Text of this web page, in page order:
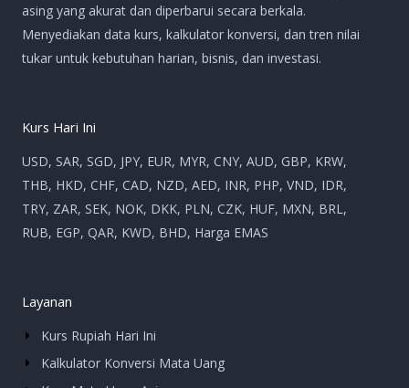
asing yang akurat dan diperbarui secara berkala.
Menyediakan data kurs, kalkulator konversi, dan tren nilai
tukar untuk kebutuhan harian, bisnis, dan investasi.
Kurs Hari Ini
USD, SAR, SGD, JPY, EUR, MYR, CNY, AUD, GBP, KRW,
THB, HKD, CHF, CAD, NZD, AED, INR, PHP, VND, IDR,
TRY, ZAR, SEK, NOK, DKK, PLN, CZK, HUF, MXN, BRL,
RUB, EGP, QAR, KWD, BHD, Harga EMAS
Layanan
Kurs Rupiah Hari Ini
Kalkulator Konversi Mata Uang